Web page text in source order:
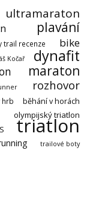
ultramaraton
plavání
trail recenze bike
Kočař dynafit
maraton
rozhovor
hrb běhání v horách
olympijský triatlon
triatlon
trailové boty